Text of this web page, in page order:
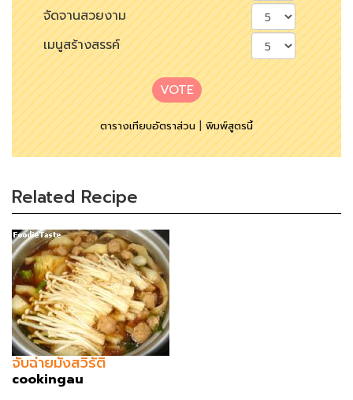
จัดจานสวยงาม
เมนูสร้างสรรค์
VOTE
ตารางเทียบอัตราส่วน|พิมพ์สูตรนี้
Related Recipe
จับฉ่ายมังสวิรัติ
cookingau